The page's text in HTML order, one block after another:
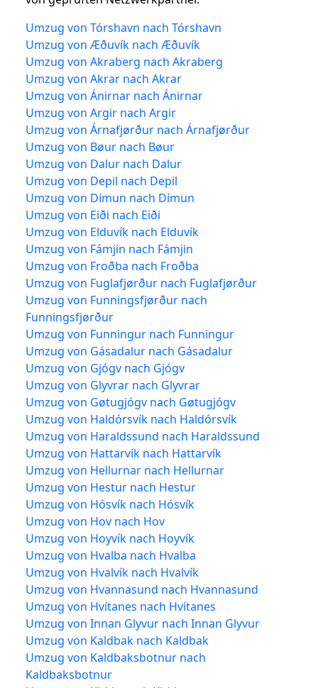
Umzug von Tórshavn nach Tórshavn
Umzug von Æðuvík nach Æðuvík
Umzug von Akraberg nach Akraberg
Umzug von Akrar nach Akrar
Umzug von Ánirnar nach Ánirnar
Umzug von Argir nach Argir
Umzug von Árnafjørður nach Árnafjørður
Umzug von Bøur nach Bøur
Umzug von Dalur nach Dalur
Umzug von Depil nach Depil
Umzug von Dímun nach Dímun
Umzug von Eiði nach Eiði
Umzug von Elduvík nach Elduvík
Umzug von Fámjin nach Fámjin
Umzug von Froðba nach Froðba
Umzug von Fuglafjørður nach Fuglafjørður
Umzug von Funningsfjørður nach
Funningsfjørður
Umzug von Funningur nach Funningur
Umzug von Gásadalur nach Gásadalur
Umzug von Gjógv nach Gjógv
Umzug von Glyvrar nach Glyvrar
Umzug von Gøtugjógv nach Gøtugjógv
Umzug von Haldórsvík nach Haldórsvík
Umzug von Haraldssund nach Haraldssund
Umzug von Hattarvík nach Hattarvík
Umzug von Hellurnar nach Hellurnar
Umzug von Hestur nach Hestur
Umzug von Hósvík nach Hósvík
Umzug von Hov nach Hov
Umzug von Hoyvík nach Hoyvík
Umzug von Hvalba nach Hvalba
Umzug von Hvalvík nach Hvalvík
Umzug von Hvannasund nach Hvannasund
Umzug von Hvítanes nach Hvítanes
Umzug von Innan Glyvur nach Innan Glyvur
Umzug von Kaldbak nach Kaldbak
Umzug von Kaldbaksbotnur nach
Kaldbaksbotnur